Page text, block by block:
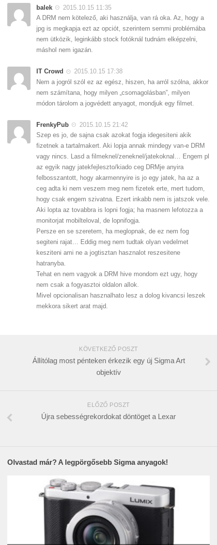
balek
2015.10.15 11:35
A DRM nem kötelező, aki használja, van rá oka. Az, hogy a
jpg is megkapja ezt az opciót, szerintem semmi problémába
nem ütközik, leginkább stock fotóknál tudnám elképzelni,
máshol nem igazán.
IT Crowd
2015.10.15 17:38
Nem a jogról szól ez az egész, hiszen, ha arról szólna, akkor
nem számítana, hogy milyen „csomagolásban”, milyen
módon tárolom a jogvédett anyagot, mondjuk egy filmet.
FrenkyPub
2015.10.15 21:42
Szep es jo, de sajna csak azokat fogja idegesiteni akik
fizetnek a tartalmakert. Aki lopja annak mindegy van-e DRM
vagy nincs. Lasd a filmeknel/zeneknel/jatekoknal… Engem pl
az egyik nagy jatekfejleszto/kiado ceg DRMje anyira
felbosszantott, hogy akarmennyire is jo egy jatek, ha az a
ceg adta ki nem veszem meg nem fizetek erte, mert tudom,
hogy csak engem szivatna. Ezert inkabb nem is jatszok vele.
Aki lopta az tovabbra is lopni fogja; ha masnem lefotozza a
monitorjat mobilteloval, de lopnifogja.
Persze en se szeretem, ha meglopnak, de ez nem fog
segiteni rajat… Eddig meg nem tudtak olyan vedelmet
kesziteni ami ne a jogtisztan hasznalot reszesitene
hatranyba.
Tehat en nem vagyok a DRM hive mondom ezt ugy, hogy
nem csak a fogyasztoi oldalon allok.
Mivel opcionalisan hasznalhato lesz a dolog kivancsi leszek
mekkora sikert arat majd.
KÖVETKEZŐ POSZT
Állítólag most pénteken érkezik egy új Sigma Art
objektív
ELŐZŐ POSZT
Újra sebességrekordokat döntöget a Lexar
Olvastad már? A legpörgősebb Sigma anyagok!